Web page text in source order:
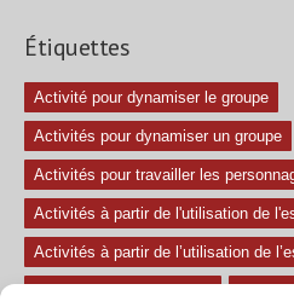
Étiquettes
Activité pour dynamiser le groupe
Activités pour dynamiser un groupe
Activités pour travailler les
Activités à partir de l'utilisation de
Activités à partir de l’utilisation de